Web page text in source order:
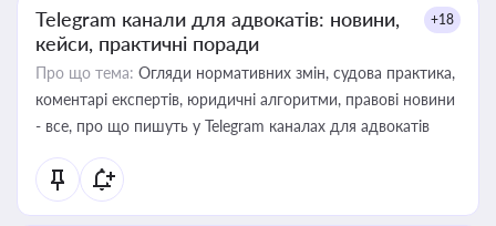
Telegram канали для адвокатів: новини,
кейси, практичні поради
+18
Про що тема: Огляди нормативних змін, судова практика,
коментарі експертів, юридичні алгоритми, правові новини
- все, про що пишуть у Telegram каналах для адвокатів